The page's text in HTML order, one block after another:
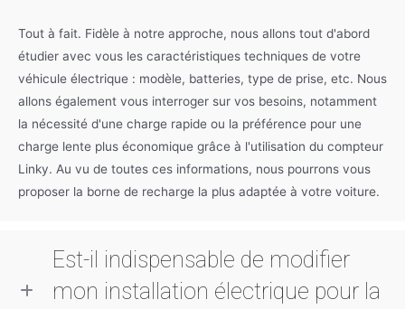
Tout à fait. Fidèle à notre approche, nous allons tout d'abord
étudier avec vous les caractéristiques techniques de votre
véhicule électrique : modèle, batteries, type de prise, etc. Nous
allons également vous interroger sur vos besoins, notamment
la nécessité d'une charge rapide ou la préférence pour une
charge lente plus économique grâce à l'utilisation du compteur
Linky. Au vu de toutes ces informations, nous pourrons vous
proposer la borne de recharge la plus adaptée à votre voiture.
Est-il indispensable de modifier
mon installation électrique pour la